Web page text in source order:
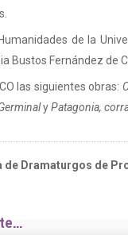
de la
Bustos Fernández de
las siguientes obras:
yPatagonia,
de Dramaturgos de